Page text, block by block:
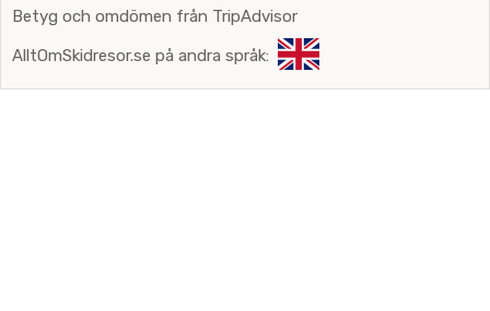
Betyg och omdömen från TripAdvisor
AlltOmSkidresor.se på andra språk: